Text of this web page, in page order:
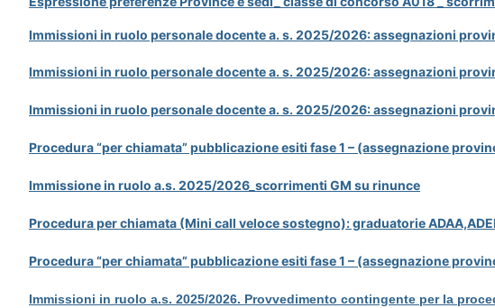
Immissioni in ruolo personale docente a. s. 2025/2026: assegnazioni
Immissioni in ruolo personale docente a. s. 2025/2026: assegnazioni
Immissioni in ruolo personale docente a. s. 2025/2026: assegnazioni
Procedura “per chiamata” pubblicazione esiti fase 1 – (assegnazione
Immissione in ruolo a.s. 2025/2026_scorrimenti GM su rinunce
Procedura per chiamata (Mini call veloce sostegno): graduatorie
Procedura “per chiamata” pubblicazione esiti fase 1 – (assegnazione
Immissioni in ruolo a.s. 2025/2026. Provvedimento contingente per la